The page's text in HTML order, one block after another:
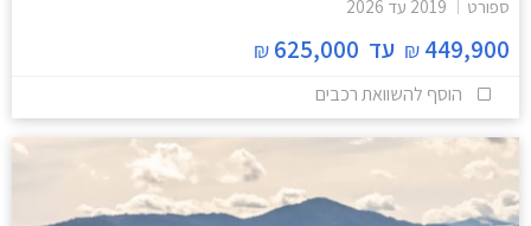
ספורט 2019 עד 2026
449,900
₪ עד 625,000
₪
הוסף להשוואת רכבים